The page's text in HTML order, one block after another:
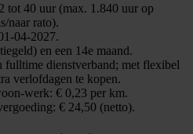
tot 40 uur (max. 1.840 uur op
naar rato).
04-2027.
en een 14e maand.
fulltime dienstverband; met flexibel
verlofdagen te kopen.
werk: € 0,23 per km.
€ 24,50 (netto).